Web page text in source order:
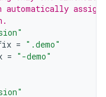
automatically
= ".demo"
= "-demo"